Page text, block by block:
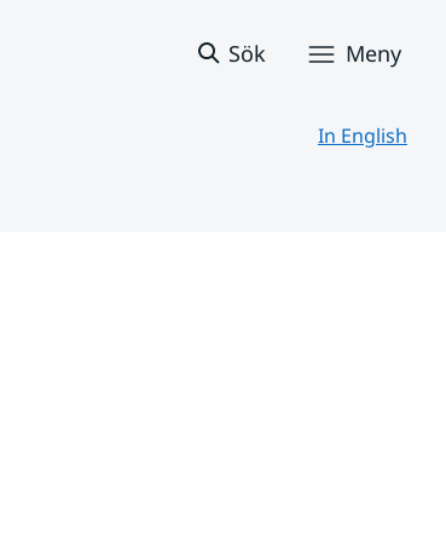
Sök Meny
In English